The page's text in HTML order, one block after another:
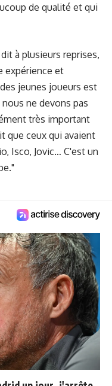
de qualité et qui
à plusieurs reprises,
expérience et
jeunes joueurs est
ne devons pas
très important
que ceux qui avaient
Isco, Jovic… C'est un